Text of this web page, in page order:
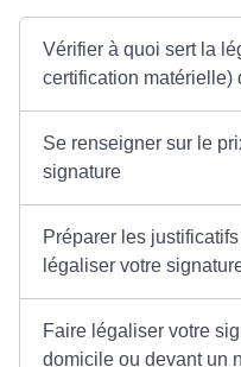
Vérifier à quoi sert la
certification matérielle)
Se renseigner sur le
signature
Préparer les
légaliser votre
Faire légaliser votre
domicile ou devant un